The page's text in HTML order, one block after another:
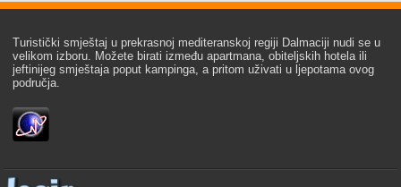
Turistički smještaj u prekrasnoj mediteranskoj regiji Dalmaciji nudi se u
velikom izboru. Možete birati između apartmana, obiteljskih hotela ili
jeftinijeg smještaja poput kampinga, a pritom uživati u ljepotama ovog
područja.